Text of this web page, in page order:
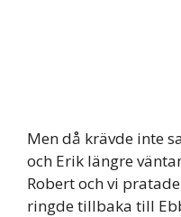
Men då krävde inte
och Erik längre
Robert och vi
ringde tillbaka till